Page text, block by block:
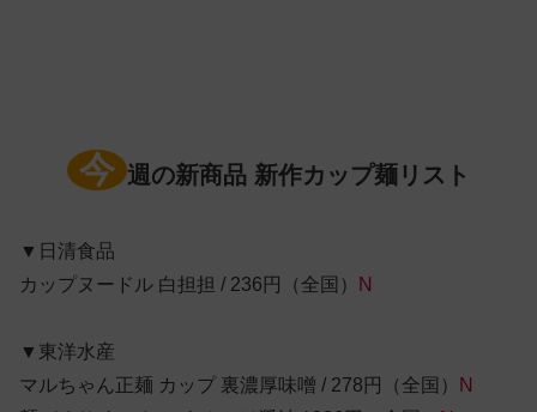
今 週の新商品 新作カップ麺リスト
▼日清食品
カップヌードル 白担担 / 236円（全国）
N
▼東洋水産
マルちゃん正麺 カップ 裏濃厚味噌 / 278円（全国）
N